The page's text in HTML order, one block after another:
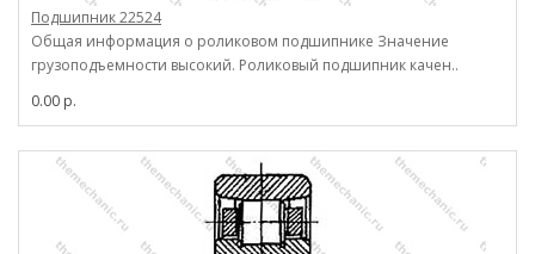
Подшипник 22524
Общая информация о роликовом подшипнике Значение
грузоподъемности высокий. Роликовый подшипник качен..
0.00 р.